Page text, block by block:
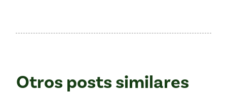
Otros posts similares